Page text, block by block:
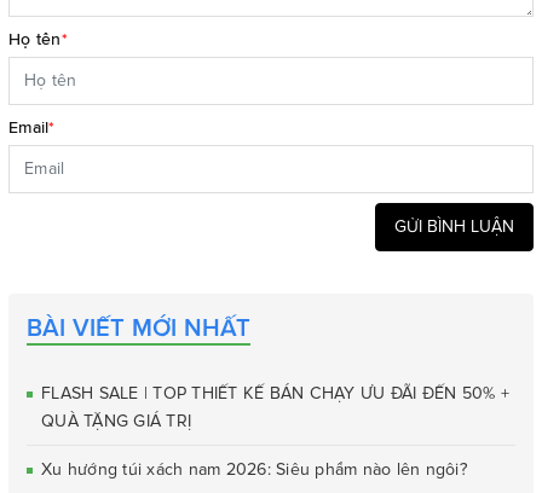
Họ tên*
Email*
GỬI BÌNH LUẬN
BÀI VIẾT MỚI NHẤT
FLASH SALE | TOP THIẾT KẾ BÁN CHẠY ƯU ĐÃI ĐẾN 50% +
QUÀ TẶNG GIÁ TRỊ
Xu hướng túi xách nam 2026: Siêu phẩm nào lên ngôi?